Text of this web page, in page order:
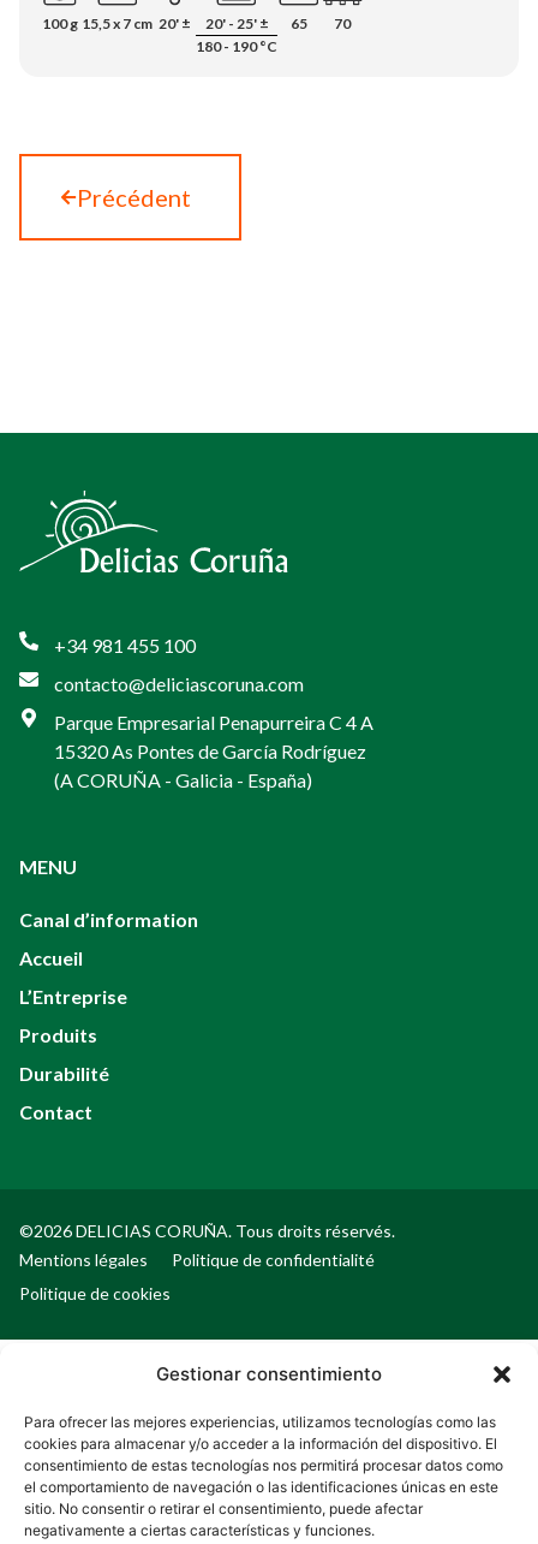
Gestionar consentimiento
Para ofrecer las mejores experiencias, utilizamos tecnologías como las
cookies para almacenar y/o acceder a la información del dispositivo. El
consentimiento de estas tecnologías nos permitirá procesar datos como
el comportamiento de navegación o las identificaciones únicas en este
sitio. No consentir o retirar el consentimiento, puede afectar
negativamente a ciertas características y funciones.
100 g 15,5 x 7 cm 20' ±
20' - 25' ±
180 - 190 °C
65 70
Précédent
+34 981 455 100
contacto@deliciascoruna.com
Parque Empresarial Penapurreira C 4 A
15320 As Pontes de García Rodríguez
(A CORUÑA - Galicia - España)
MENU
Canal d’information
Accueil
L’Entreprise
Produits
Durabilité
Contact
©2026 DELICIAS CORUÑA. Tous droits réservés.
Mentions légales
Politique de confidentialité
Politique de cookies